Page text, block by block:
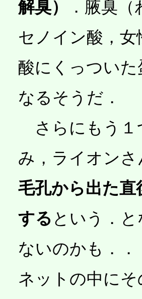
解臭）
．腋臭
セノイン酸，
酸にくっつい
なるそうだ．
さらにもう１
み，ライオン
毛孔から出た
する という．
ないのかも．．
ネットの中に